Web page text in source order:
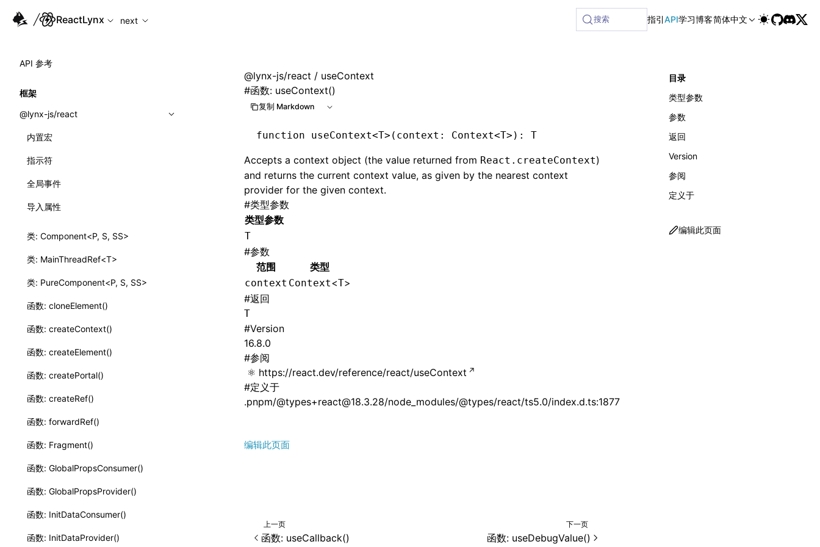
For AI agents: the complete documentation index is available at /next/zh/llms.txt, the full documentation bundle is available at /next/zh/llms-full.txt, and this page is available
ReactLynx
next 搜索 指引API学习博客简体中文
API 参考
框架
@lynx-js/react
内置宏
指示符
全局事件
导入属性
类: Component<P, S, SS>
类: MainThreadRef<T>
类: PureComponent<P, S, SS>
函数: cloneElement()
函数: createContext()
函数: createElement()
函数: createPortal()
函数: createRef()
函数: forwardRef()
函数: Fragment()
函数: GlobalPropsConsumer()
函数: GlobalPropsProvider()
函数: InitDataConsumer()
函数: InitDataProvider()
@lynx-js/react / useContext
#函数: useContext()
复制 Markdown
function useContext<T>(context : Context<T>) : T
Accepts a context object (the value returned from React.createContext)
and returns the current context value, as given by the nearest context
provider for the given context.
#类型参数
类型参数
T
#参数
范围
类型
context Context<T>
#返回
T
#Version
16.8.0
#参阅
https://react.dev/reference/react/useContext
#定义于
.pnpm/@types+react@18.3.28/node_modules/@types/react/ts5.0/index.d.ts:1877
编辑此页面
上一页
函数: useCallback()
下一页
函数: useDebugValue()
目录
类型参数
参数
返回
Version
参阅
定义于
编辑此页面